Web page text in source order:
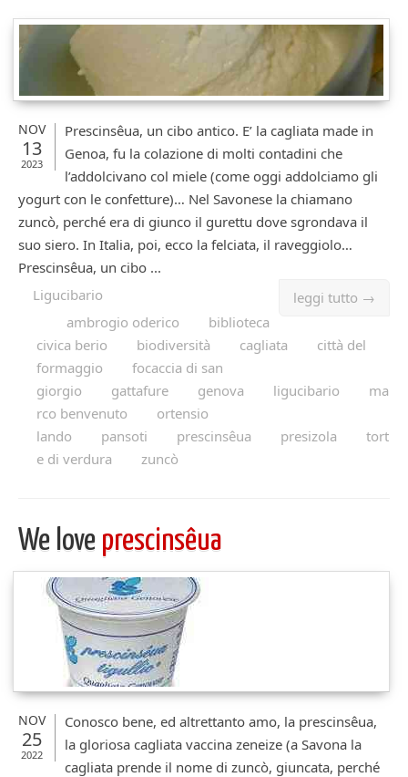
NOV
13
2023
Prescinsêua, un cibo antico. E’ la cagliata made in
Genoa, fu la colazione di molti contadini che
l’addolcivano col miele (come oggi addolciamo gli
yogurt con le confetture)… Nel Savonese la chiamano
zuncò, perché era di giunco il gurettu dove sgrondava il
suo siero. In Italia, poi, ecco la felciata, il raveggiolo…
Prescinsêua, un cibo ...
leggi tutto →
Ligucibario
ambrogio oderico
biblioteca
civica berio
biodiversità cagliata
città del
formaggio
focaccia di san
giorgio
gattafure genova ligucibario
ma
rco benvenuto
ortensio
lando
pansoti prescinsêua presizola
tort
e di verdura
zuncò
We love prescinsêua
NOV
25
2022
Conosco bene, ed altrettanto amo, la prescinsêua,
la gloriosa cagliata vaccina zeneize (a Savona la
cagliata prende il nome di zuncò, giuncata, perché